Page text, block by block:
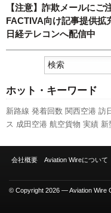
【注意】詐欺メールにご
FACTIVA向け記事提供拡
日経テレコンへ配信中
ホット・キーワード
新路線 発着回数 関西空港 訪
ス 成田空港 航空貨物 実績 新
ANAホールディングス 利用
会社概要 Aviation Wireについて
© Copyright 2026 — Aviation Wire